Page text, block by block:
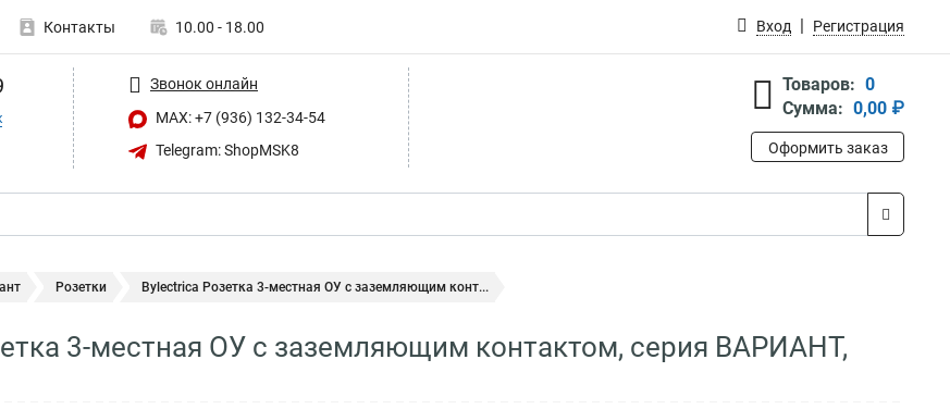
Контакты 10.00 - 18.00 Вход Регистрация
Звонок онлайн
MAX: +7 (936) 132-34-54
Telegram: ShopMSK8
Товаров: 0
Сумма: 0,00 ₽
Оформить заказ
Розетки Bylectrica Розетка 3-местная ОУ с заземляющим конт...
3-местная ОУ с заземляющим контактом, серия ВАРИАНТ,